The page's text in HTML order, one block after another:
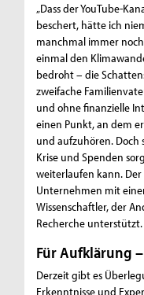
„Dass der YouTube-
beschert, hätte ich
manchmal immer noch
einmal den
bedroht – die
zweifache
und ohne finanzielle
einen Punkt, an dem
und aufzuhören. Doch
Krise und Spenden
weiterlaufen kann.
Unternehmen mit
Wissenschaftler, der
Recherche unterstützt.
Für Aufklärung
Derzeit gibt es
Erkenntnisse und